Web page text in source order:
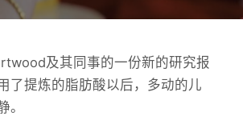
及其同事的一份新的研究报
了提炼的脂肪酸以后，多动的儿
。